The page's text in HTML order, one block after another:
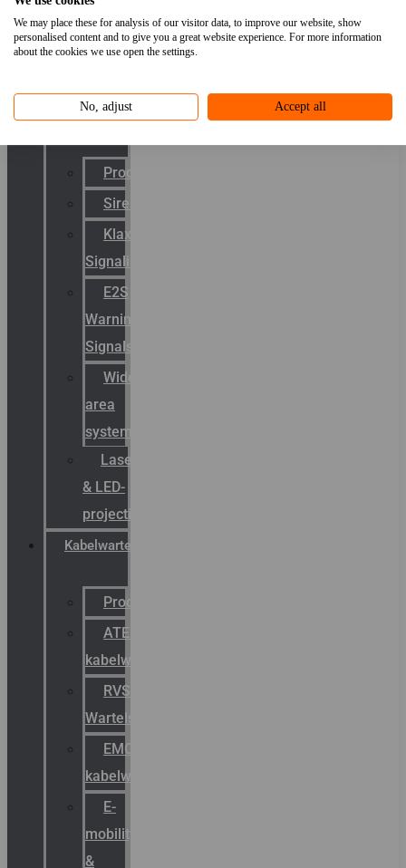
We may place these for analysis of our visitor data, to improve our website, show
personalised content and to give you a great website experience. For more information
about the cookies we use open the settings.
No, adjust Accept all
TL
naar
Signalering
Productcatalogus
Sirena
Klaxon
Signaling
E2S
Warning
Signals
Wide
area
systemen
Laserbelijning
& LED-
projectie
Kabelwartels
Productcatalogus
ATEX
kabelwartels
RVS
Wartels
EMC
kabelwartels
E-
mobility
&